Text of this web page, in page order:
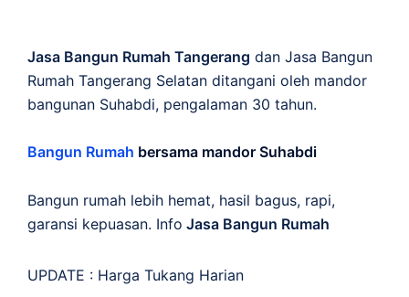
Jasa Bangun Rumah Tangerang dan Jasa Bangun
Rumah Tangerang Selatan ditangani oleh mandor
bangunan Suhabdi, pengalaman 30 tahun.
Bangun Rumah bersama mandor Suhabdi
Bangun rumah lebih hemat, hasil bagus, rapi,
garansi kepuasan. Info Jasa Bangun Rumah
UPDATE : Harga Tukang Harian